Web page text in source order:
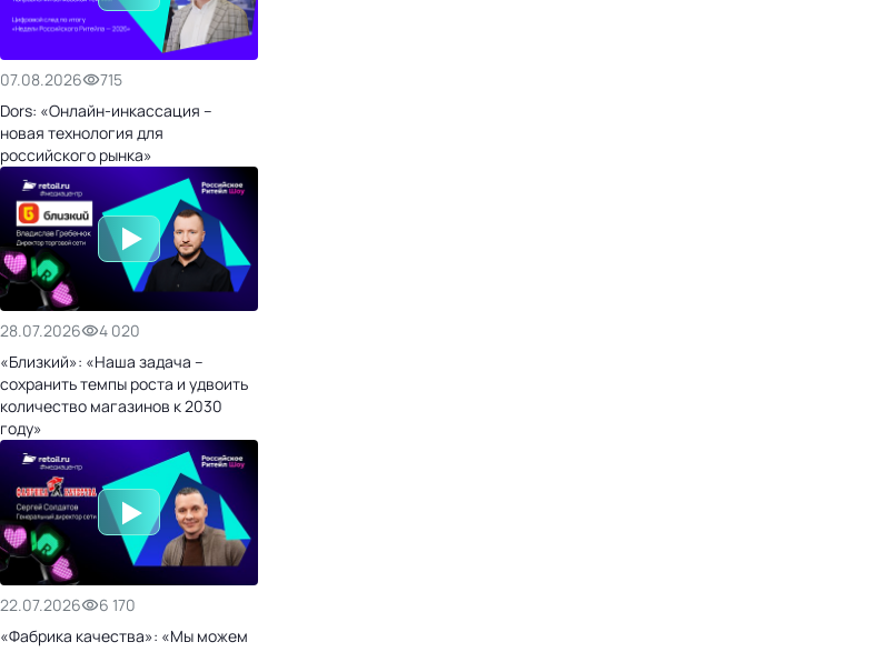
07.08.2026
715
Dors: «Онлайн-инкассация –
новая технология для
российского рынка»
28.07.2026
4 020
«Близкий»: «Наша задача –
сохранить темпы роста и удвоить
количество магазинов к 2030
году»
22.07.2026
6 170
«Фабрика качества»: «Мы можем